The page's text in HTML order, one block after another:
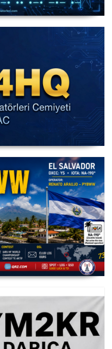
2026
Havada Olacak (Trac
FT8 Mümkün